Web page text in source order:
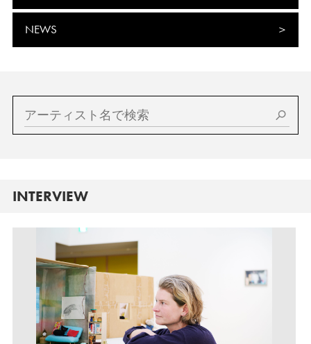
NEWS
INTERVIEW